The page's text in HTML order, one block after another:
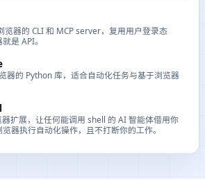
览器的 CLI 和 MCP server，复用用户登录态
是 API。
器的 Python 库，适合自动化任务与基于浏览器
器扩展，让任何能调用 shell 的 AI 智能体借用你
器执行自动化操作，且不打断你的工作。